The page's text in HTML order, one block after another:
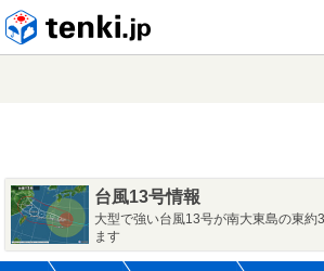
台風13号情報
大型で強い台風13号が南大東島の東
ます